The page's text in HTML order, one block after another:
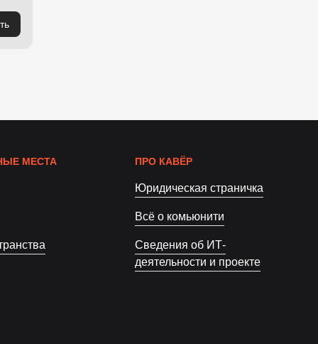
МЕСТА ПРО КАВЁР
Юридическая страничка
Всё о комьюнити
Сведения об ИТ-
деятельности и проекте